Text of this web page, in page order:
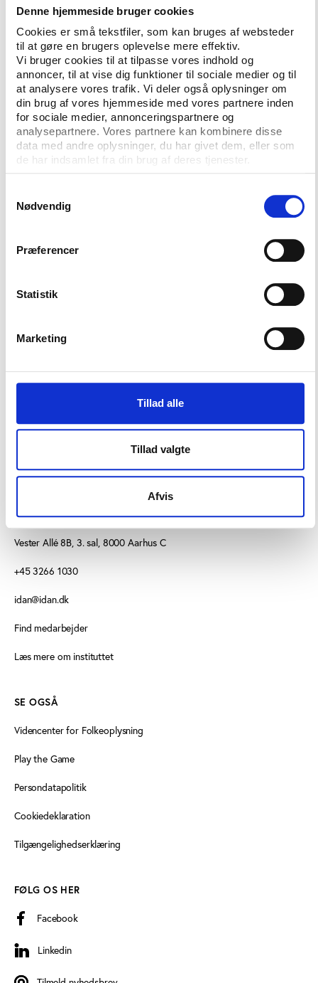
Denne hjemmeside bruger cookies
Cookies er små tekstfiler, som kan bruges af websteder
til at gøre en brugers oplevelse mere effektiv.
Vi bruger cookies til at tilpasse vores indhold og
annoncer, til at vise dig funktioner til sociale medier og til
at analysere vores trafik. Vi deler også oplysninger om
din brug af vores hjemmeside med vores partnere inden
for sociale medier, annonceringspartnere og
analysepartnere. Vores partnere kan kombinere disse
data med andre oplysninger, du har givet dem, eller som
de har indsamlet fra din brug af deres tjenester.
Nødvendig
Præferencer
Statistik
Marketing
Tillad alle
Tillad valgte
Afvis
Sammen med præsentationerne fra ’Idrættens
største udfordringer II’ er det desuden muligt at
hente oplæggene fra workshoppen ’Idræt for
særlige målgrupper’, der fandt sted fredag den 1. juni
i Vejen Idrætscenter med professor Bjarne
Ibsen, Institut for Idræt og Biomekanik ved
Syddansk Universitet, og centerleder Ejgil Jespersen,
Center for Handicap og Bevægelsesfremme på
Syddansk Universitet, som tovholdere.
Lørdag den 2. juni havde Idan i samarbejde med
idrætsforeningerne til konferencen ’Forening på
konferencen ’Forening på
forkant’
KONTAKT OS
Vester Allé 8B, 3. sal, 8000 Aarhus C
+45 3266 1030
idan@idan.dk
Find medarbejder
Læs mere om instituttet
SE OGSÅ
Videncenter for Folkeoplysning
Play the Game
Persondatapolitik
Cookiedeklaration
Tilgængelighedserklæring
FØLG OS HER
Facebook
Linkedin
Linkedin